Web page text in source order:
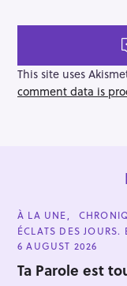
v
a
t
i
This site uses
comment data is
C
A
T
E
O
R
À LA UNE
ÉCLATS DES JOURS.
6 AUGUST 2026
Ta Parole est